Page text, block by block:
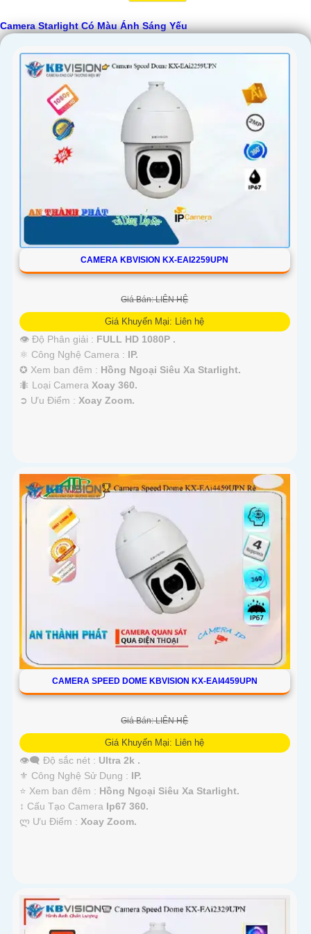
Camera Starlight Có Màu Ánh Sáng Yếu
CAMERA KBVISION KX-EAI2259UPN
Giá Bán: LIÊN HỆ
Giá Khuyến Mại: Liên hệ
👁 Độ Phân giải : FULL HD 1080P .
⚛️ Công Nghệ Camera : IP.
✪ Xem ban đêm : Hồng Ngoại Siêu Xa Starlight.
🐜 Loại Camera Xoay 360.
️➲ Ưu Điểm : Xoay Zoom.
CAMERA SPEED DOME KBVISION KX-EAI4459UPN
Giá Bán: LIÊN HỆ
Giá Khuyến Mại: Liên hệ
👁️‍🗨 Độ sắc nét : Ultra 2k .
⚜️ Công Nghệ Sử Dụng : IP.
⭐ Xem ban đêm : Hồng Ngoại Siêu Xa Starlight.
↕️ Cấu Tạo Camera Ip67 360.
️ლ Ưu Điểm : Xoay Zoom.